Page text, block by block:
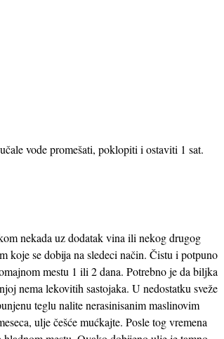
vode promešati, poklopiti i ostaviti 1 sat.
nekada uz dodatak vina ili nekog drugog
koje se dobija na sledeci način. Čistu i potpuno
mestu 1 ili 2 dana. Potrebno je da biljka
nema lekovitih sastojaka. U nedostatku sveže
teglu nalite nerasinisanim maslinovim
ulje češće mućkajte. Posle tog vremena